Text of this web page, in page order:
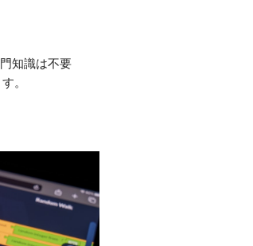
知識は不要
。